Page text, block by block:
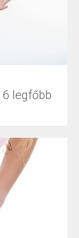
legfőbb